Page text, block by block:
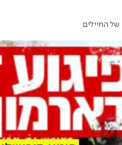
של החיילים